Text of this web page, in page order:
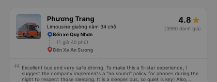
Phương Trang
Limousine giường nằm 34 chỗ
4.8
(3990 đánh giá)
Bến xe Quy Nhơn
11 giờ 40 phút
Bến Xe An Sương
Excellent bus and very safe driving. To make this a 5-star experience, I
suggest the company implements a "no sound" policy for phones during the
night to respect those sleeping. It is a sleeper bus, so quiet is key! Also,